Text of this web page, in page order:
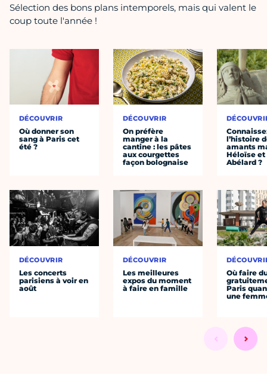
Sélection des bons plans intemporels, mais qui valent le
coup toute l'année !
DÉCOUVRIR
Où donner son
sang à Paris cet
été ?
DÉCOUVRIR
Les concerts
parisiens à voir en
août
DÉCOUVRIR
On préfère
manger à la
cantine : les pâtes
aux courgettes
façon bolognaise
DÉCOUVRIR
Les meilleures
expos du moment
à faire en famille
l’histoire
amants
Héloïse et
Abélard ?
Où faire
Paris
une